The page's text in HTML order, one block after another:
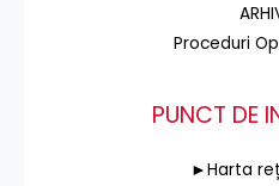
Proceduri
PUNCT DE
►Harta